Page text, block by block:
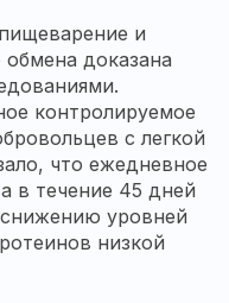
и
обмена доказана
контролируемое
с легкой
что ежедневное
в течение 45 дней
уровней
низкой